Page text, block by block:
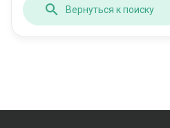
Вернуться к поиску